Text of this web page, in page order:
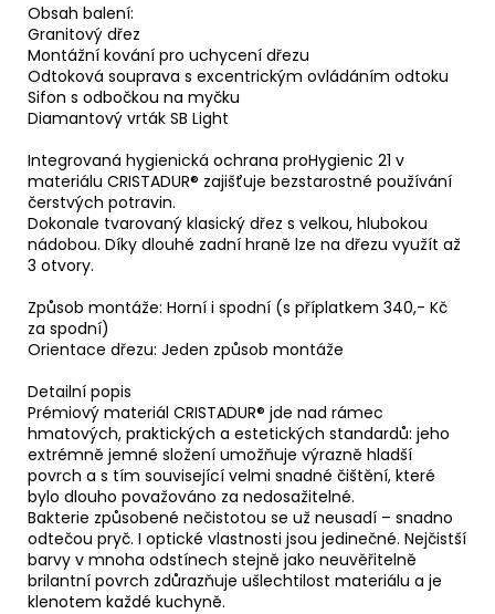
Obsah balení:
Granitový dřez
Montážní kování pro uchycení dřezu
Odtoková souprava s excentrickým ovládáním odtoku
Sifon s odbočkou na myčku
Diamantový vrták SB Light
Integrovaná hygienická ochrana proHygienic 21 v
materiálu CRISTADUR® zajišťuje bezstarostné používání
čerstvých potravin.
Dokonale tvarovaný klasický dřez s velkou, hlubokou
nádobou. Díky dlouhé zadní hraně lze na dřezu využít až
3 otvory.
Způsob montáže: Horní i spodní (s příplatkem 340,- Kč
za spodní)
Orientace dřezu: Jeden způsob montáže
Detailní popis
Prémiový materiál CRISTADUR® jde nad rámec
hmatových, praktických a estetických standardů: jeho
extrémně jemné složení umožňuje výrazně hladší
povrch a s tím související velmi snadné čištění, které
bylo dlouho považováno za nedosažitelné.
Bakterie způsobené nečistotou se už neusadí – snadno
odtečou pryč. I optické vlastnosti jsou jedinečné. Nejčistší
barvy v mnoha odstínech stejně jako neuvěřitelně
brilantní povrch zdůrazňuje ušlechtilost materiálu a je
klenotem každé kuchyně.